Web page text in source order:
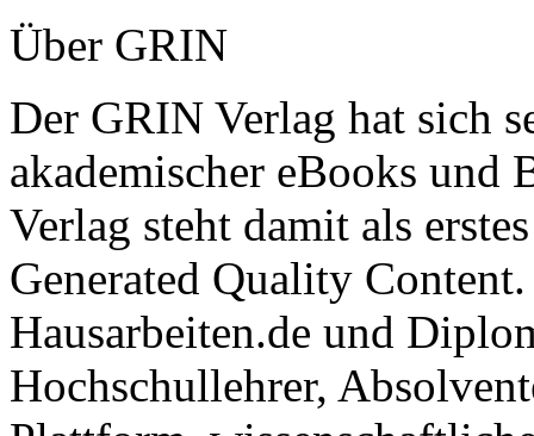
Über GRIN
Der GRIN Verlag hat sich
akademischer eBooks und
Verlag steht damit als
Generated Quality
Hausarbeiten.de und
Hochschullehrer,